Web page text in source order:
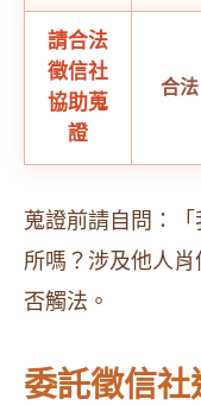
請合法
徵信社
協助蒐
證
合法
蒐證前請自問：
所嗎？涉及他人
否觸法。
委託徵信社